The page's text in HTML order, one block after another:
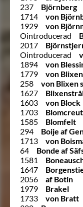
237
Björnberg
1714
von
1929
von
Ointroducerad
2017
Ointroducerad
1894
von
1779
von Blixen
258
von Blixen
1627
1603
von Block
1703
1585
Blomfelt
294
Boije af
1713
von
64
Bonde af
1581
1647
2056
af Botin
1979
Brakel
1733
von Bratt